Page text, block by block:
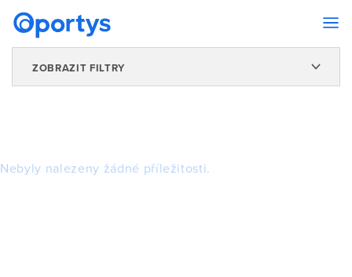
ZOBRAZIT FILTRY
Nebyly nalezeny žádné příležitosti.